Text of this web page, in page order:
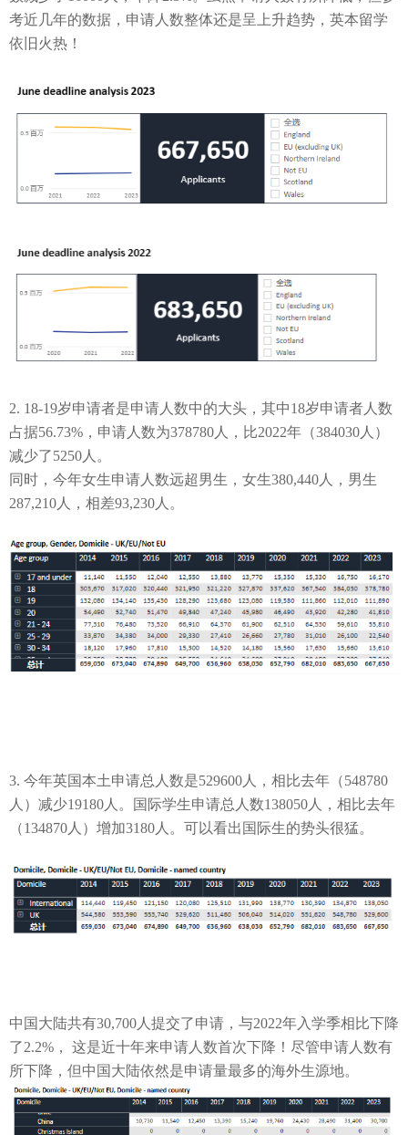
考近几年的数据，申请人数整体还是呈上升趋势，英本留学
依旧火热！
2. 18-19岁申请者是申请人数中的大头，其中18岁申请者人数
占据56.73% ，申请人数为378780 人，比2022年（384030 人）
减少了5250 人。
同时，今年女生申请人数远超男生，女生380,440 人，男生
287,210 人，相差93,230 人。
3. 今年英国本土申请总人数是529600 人，相比去年（548780
人）减少19180 人。国际学生申请总人数138050 人，相比去年
（134870 人 ）增加3180 人。 可以看出国际生的势头很猛。
中国大陆共有30,700 人提交了申请，与2022年入学季相比下降
了2.2% ， 这是近十年来申请人数首次下降！尽管申请人数有
所下降，但中国大陆依然是申请量最多的海外生源地。